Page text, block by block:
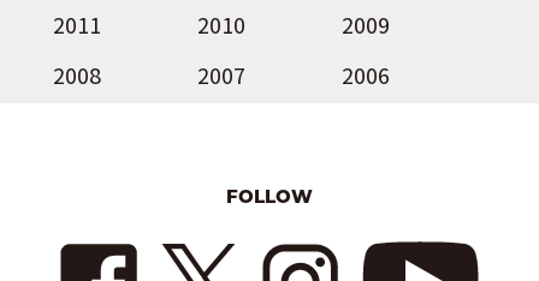
2011
2010
2009
2008
2007 2006
FOLLOW